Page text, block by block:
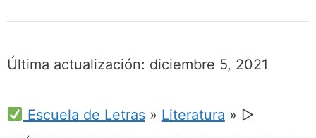
Última actualización: diciembre 5, 2021
Escuela de Letras» Literatura » ▷